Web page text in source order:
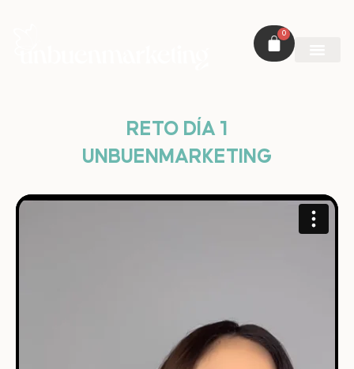
0
RETO DÍA 1
UNBUENMARKETING